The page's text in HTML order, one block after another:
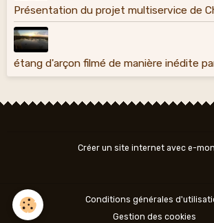
Présentation du projet multiservice de
étang d'arçon filmé de manière inédite
Créer un site internet avec e-
Conditions générales
Gestion des cookies